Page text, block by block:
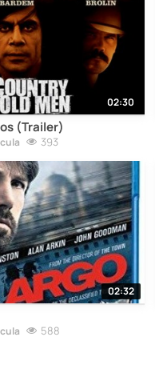
02:30
(Trailer)
393
02:32
588